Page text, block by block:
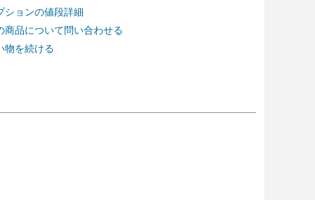
ションの値段詳細
商品について問い合わせる
物を続ける